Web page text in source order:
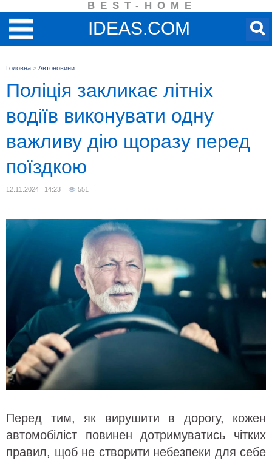
BEST-HOME
IDEAS.COM
Головна > Автоновини
Поліція закликає літніх
водіїв виконувати одну
важливу дію щоразу перед
поїздкою
12.11.2024 14:23 551
Перед тим, як вирушити в дорогу, кожен
автомобіліст повинен дотримуватись чітких
правил, щоб не створити небезпеки для себе